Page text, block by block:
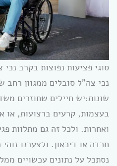
סוגי פציעות נפוצות בקרב נכי
נכי צה”ל סובלים ממגוון רחב
שונות:יש חיילים שחוזרים
בעצמות, קרעים ברצועות, או
ואחרות. ולכל זה גם מתלוות
חרדה או דיכאון. ולצערנו